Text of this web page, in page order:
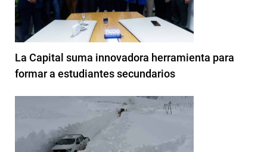
La Capital suma innovadora herramienta para
formar a estudiantes secundarios